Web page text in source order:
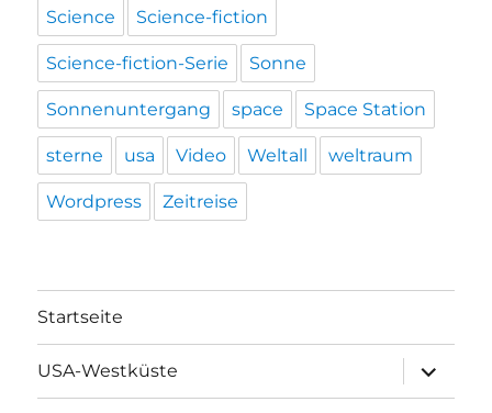
Science Science-fiction
Science-fiction-Serie Sonne
Sonnenuntergang space Space Station
sterne usa Video Weltall weltraum
Wordpress Zeitreise
Startseite
USA-Westküste
öffnen